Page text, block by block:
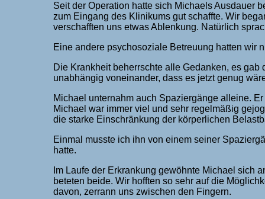
Seit der Operation hatte sich Michaels Ausdauer
zum Eingang des Klinikums gut schaffte. Wir
verschafften uns etwas Ablenkung. Natürlich
Eine andere psychosoziale Betreuung hatten wir
Die Krankheit beherrschte alle Gedanken, es
unabhängig voneinander, dass es jetzt genug
Michael unternahm auch Spaziergänge alleine.
Michael war immer viel und sehr regelmäßig
die starke Einschränkung der körperlichen
Einmal musste ich ihn von einem seiner
hatte.
Im Laufe der Erkrankung gewöhnte Michael sich
beteten beide. Wir hofften so sehr auf die
davon, zerrann uns zwischen den Fingern.